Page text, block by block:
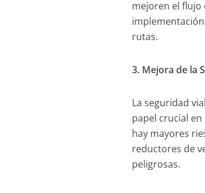
mejoren el flujo
rutas.
3. Mejora de la
La seguridad
papel crucial
hay mayores
reductores de
peligrosas.